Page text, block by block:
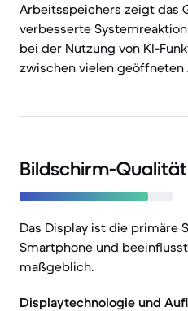
Arbeitsspeichers zeigt das
verbesserte
bei der Nutzung von KI-
zwischen vielen geöffneten
Bildschirm-Qualität
Das Display ist die primäre
Smartphone und
maßgeblich.
Displaytechnologie und